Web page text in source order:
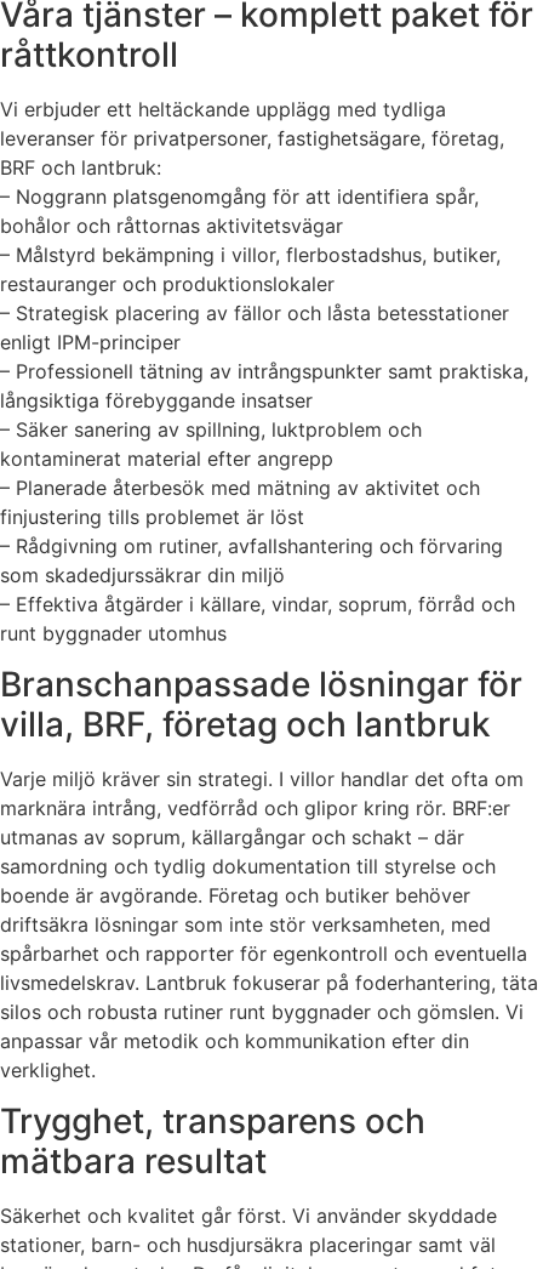
Våra tjänster – komplett paket för
råttkontroll
Vi erbjuder ett heltäckande upplägg med tydliga
leveranser för privatpersoner, fastighetsägare, företag,
BRF och lantbruk:
– Noggrann platsgenomgång för att identifiera spår,
bohålor och råttornas aktivitetsvägar
– Målstyrd bekämpning i villor, flerbostadshus, butiker,
restauranger och produktionslokaler
– Strategisk placering av fällor och låsta betesstationer
enligt IPM-principer
– Professionell tätning av intrångspunkter samt praktiska,
långsiktiga förebyggande insatser
– Säker sanering av spillning, luktproblem och
kontaminerat material efter angrepp
– Planerade återbesök med mätning av aktivitet och
finjustering tills problemet är löst
– Rådgivning om rutiner, avfallshantering och förvaring
som skadedjurssäkrar din miljö
– Effektiva åtgärder i källare, vindar, soprum, förråd och
runt byggnader utomhus
Branschanpassade lösningar för
villa, BRF, företag och lantbruk
Varje miljö kräver sin strategi. I villor handlar det ofta om
marknära intrång, vedförråd och glipor kring rör. BRF:er
utmanas av soprum, källargångar och schakt – där
samordning och tydlig dokumentation till styrelse och
boende är avgörande. Företag och butiker behöver
driftsäkra lösningar som inte stör verksamheten, med
spårbarhet och rapporter för egenkontroll och eventuella
livsmedelskrav. Lantbruk fokuserar på foderhantering, täta
silos och robusta rutiner runt byggnader och gömslen. Vi
anpassar vår metodik och kommunikation efter din
verklighet.
Trygghet, transparens och
mätbara resultat
Säkerhet och kvalitet går först. Vi använder skyddade
stationer, barn- och husdjursäkra placeringar samt väl